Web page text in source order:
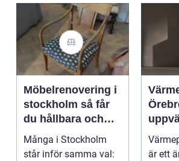
Möbelrenovering i
stockholm så får
du hållbara och
vackra möbler
Många i Stockholm
står inför samma val:
Örebro
hus
är ett